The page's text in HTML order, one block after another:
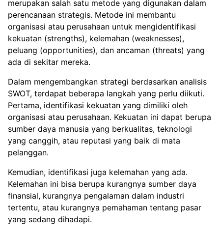
merupakan salah satu metode yang digunakan dalam
perencanaan strategis. Metode ini membantu
organisasi atau perusahaan untuk mengidentifikasi
kekuatan (strengths), kelemahan (weaknesses),
peluang (opportunities), dan ancaman (threats) yang
ada di sekitar mereka.
Dalam mengembangkan strategi berdasarkan analisis
SWOT, terdapat beberapa langkah yang perlu diikuti.
Pertama, identifikasi kekuatan yang dimiliki oleh
organisasi atau perusahaan. Kekuatan ini dapat berupa
sumber daya manusia yang berkualitas, teknologi
yang canggih, atau reputasi yang baik di mata
pelanggan.
Kemudian, identifikasi juga kelemahan yang ada.
Kelemahan ini bisa berupa kurangnya sumber daya
finansial, kurangnya pengalaman dalam industri
tertentu, atau kurangnya pemahaman tentang pasar
yang sedang dihadapi.